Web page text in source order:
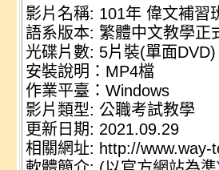
影片名稱: 101年 偉文補習
語系版本: 繁體中文教學正
光碟片數: 5片裝(單面DVD)
安裝說明：MP4檔
作業平臺：Windows
影片類型: 公職考試教學
更新日期: 2021.09.29
相關網址: http://www.way-